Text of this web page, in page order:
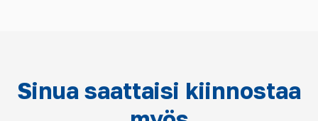
Sinua saattaisi kiinnostaa